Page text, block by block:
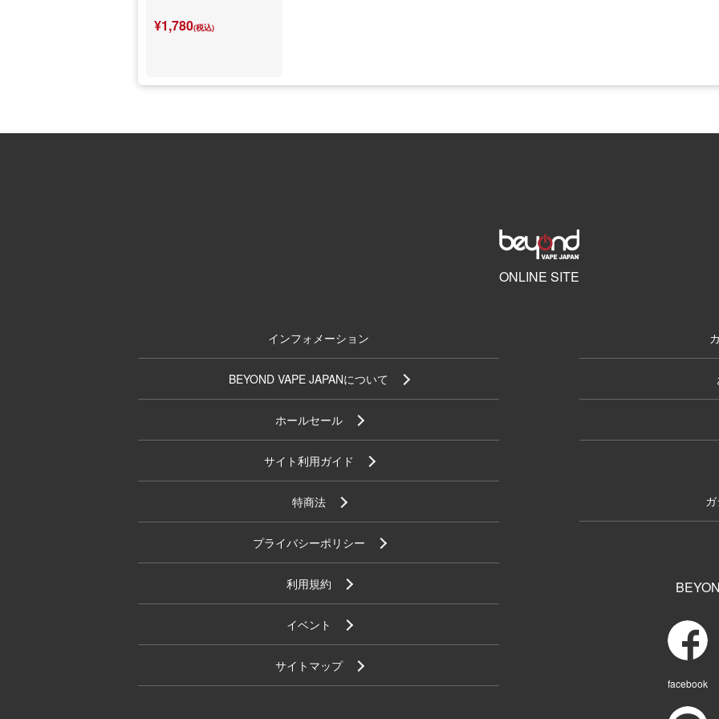
¥1,780(税込)
ONLINE SITE
インフォメーション
BEYOND VAPE JAPANについて
ホールセール
サイト利用ガイド
特商法
プライバシーポリシー
利用規約
イベント
サイトマップ
facebook